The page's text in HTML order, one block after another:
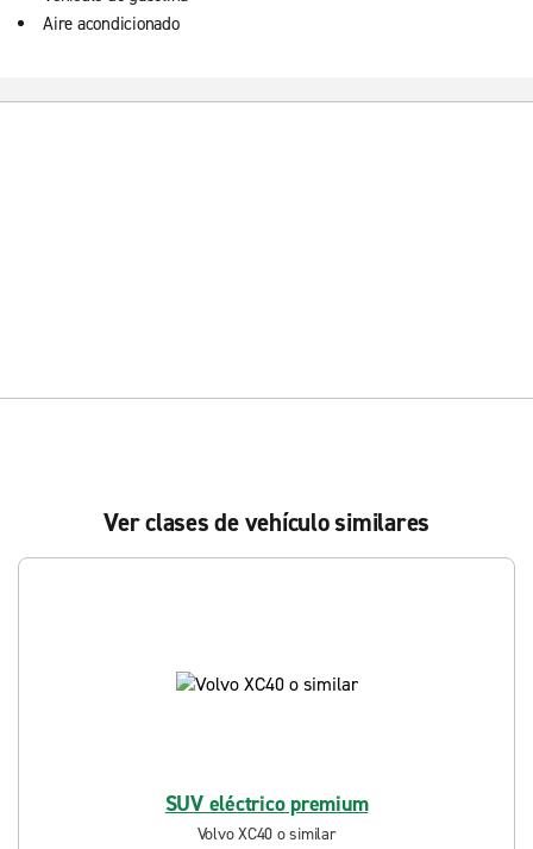
Aire acondicionado
Ver clases de vehículo similares
SUV eléctrico premium
Volvo XC40 o similar